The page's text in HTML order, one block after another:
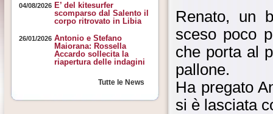
04/08/2026 E’ del kitesurfer
scomparso dal Salento il
corpo ritrovato in Libia
26/01/2026 Antonio e Stefano
Maiorana: Rossella
Accardo sollecita la
riapertura delle indagini
Tutte le News
Renato, un
sceso poco
che porta al
pallone.
Ha pregato
si è lasciata